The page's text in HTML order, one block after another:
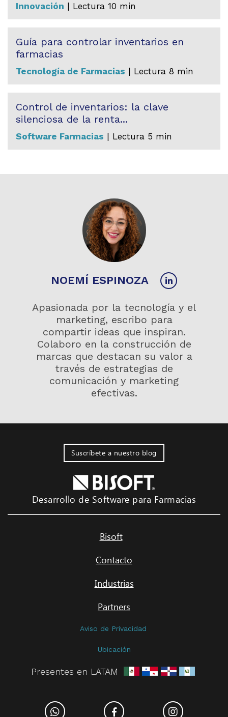
Innovación | Lectura 10 min
Guía para controlar inventarios en
farmacias
Tecnología de Farmacias | Lectura 8 min
Control de inventarios: la clave
silenciosa de la renta...
Software Farmacias | Lectura 5 min
NOEMÍ ESPINOZA
Apasionada por la tecnología y el
marketing, escribo para
compartir ideas que inspiran.
Colaboro en la construcción de
marcas que destacan su valor a
través de estrategias de
comunicación y marketing
efectivas.
Suscríbete a nuestro blog
Desarrollo de Software para Farmacias
Bisoft
Contacto
Industrias
Partners
Aviso de Privacidad
Ubicación
Presentes en LATAM